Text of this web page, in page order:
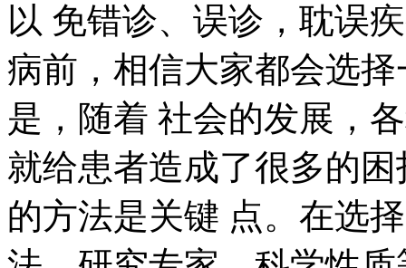
以 免错诊、误诊，耽误
病前，相信大家都会选
是，随着 社会的发展，
就给患者造成了很多的
的方法是关键 点。在选